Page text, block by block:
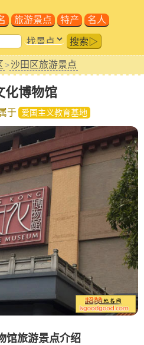
旅游景点 特产 名人
搜索▷
>沙田区旅游景点
化博物馆
于 爱国主义教育基地
馆旅游景点介绍